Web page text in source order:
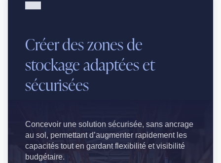
Créer des zones de
stockage adaptées et
sécurisées
Concevoir une solution sécurisée, sans ancrage
au sol, permettant d’augmenter rapidement les
capacités tout en gardant flexibilité et visibilité
budgétaire.